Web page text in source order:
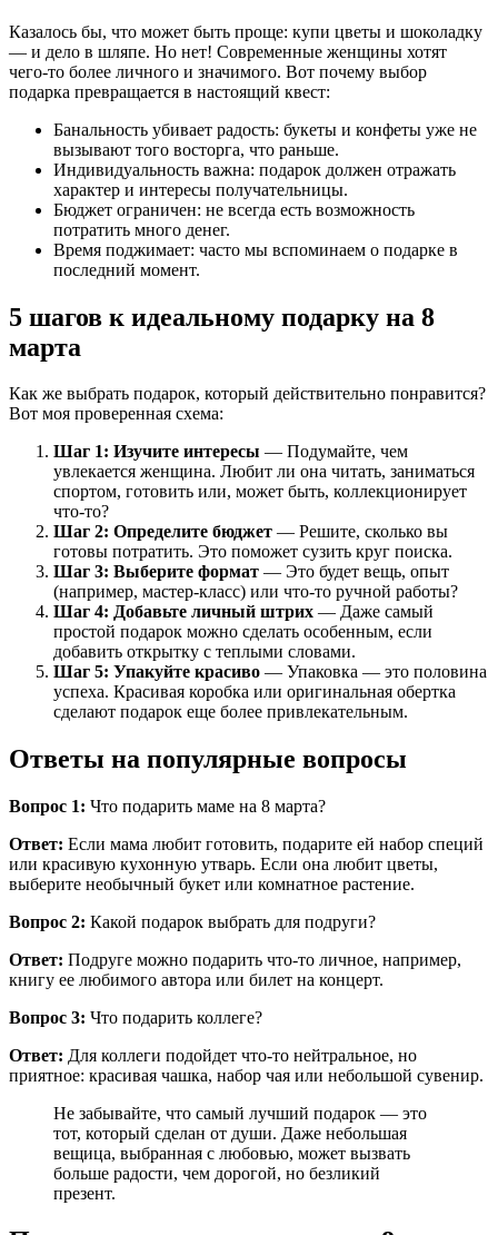
Казалось бы, что может быть проще: купи цветы и шоколадку
— и дело в шляпе. Но нет! Современные женщины хотят
чего-то более личного и значимого. Вот почему выбор
подарка превращается в настоящий квест:
Банальность убивает радость: букеты и конфеты уже не
вызывают того восторга, что раньше.
Индивидуальность важна: подарок должен отражать
характер и интересы получательницы.
Бюджет ограничен: не всегда есть возможность
потратить много денег.
Время поджимает: часто мы вспоминаем о подарке в
последний момент.
5 шагов к идеальному подарку на 8
марта
Как же выбрать подарок, который действительно понравится?
Вот моя проверенная схема:
Шаг 1: Изучите интересы — Подумайте, чем
увлекается женщина. Любит ли она читать, заниматься
спортом, готовить или, может быть, коллекционирует
что-то?
Шаг 2: Определите бюджет — Решите, сколько вы
готовы потратить. Это поможет сузить круг поиска.
Шаг 3: Выберите формат — Это будет вещь, опыт
(например, мастер-класс) или что-то ручной работы?
Шаг 4: Добавьте личный штрих — Даже самый
простой подарок можно сделать особенным, если
добавить открытку с теплыми словами.
Шаг 5: Упакуйте красиво — Упаковка — это половина
успеха. Красивая коробка или оригинальная обертка
сделают подарок еще более привлекательным.
Ответы на популярные вопросы
Вопрос 1: Что подарить маме на 8 марта?
Ответ: Если мама любит готовить, подарите ей набор специй
или красивую кухонную утварь. Если она любит цветы,
выберите необычный букет или комнатное растение.
Вопрос 2: Какой подарок выбрать для подруги?
Ответ: Подруге можно подарить что-то личное, например,
книгу ее любимого автора или билет на концерт.
Вопрос 3: Что подарить коллеге?
Ответ: Для коллеги подойдет что-то нейтральное, но
приятное: красивая чашка, набор чая или небольшой сувенир.
Не забывайте, что самый лучший подарок — это
тот, который сделан от души. Даже небольшая
вещица, выбранная с любовью, может вызвать
больше радости, чем дорогой, но безликий
презент.